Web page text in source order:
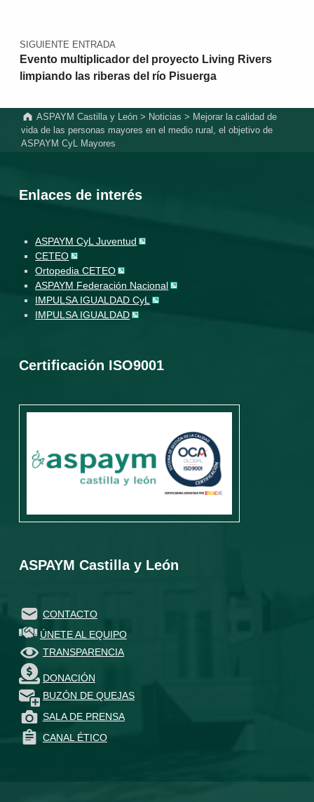
SIGUIENTE ENTRADA
Evento multiplicador del proyecto Living Rivers
limpiando las riberas del río Pisuerga
ASPAYM Castilla y León > Noticias > Mejorar la calidad de
vida de las personas mayores en el medio rural, el objetivo de
ASPAYM CyL Mayores
Enlaces de interés
ASPAYM CyL Juventud
CETEO
Ortopedia CETEO
ASPAYM Federación Nacional
IMPULSA IGUALDAD CyL
IMPULSA IGUALDAD
Certificación ISO9001
ASPAYM Castilla y León
CONTACTO
ÚNETE AL EQUIPO
TRANSPARENCIA
DONACIÓN
BUZÓN DE QUEJAS
SALA DE PRENSA
CANAL ÉTICO